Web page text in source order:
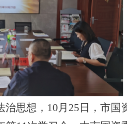
治思想，10月25日，市国